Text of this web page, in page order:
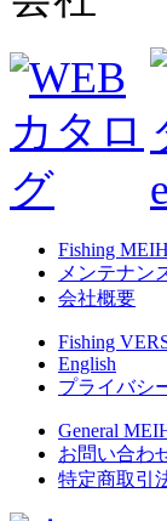
Fishing
メンテナン
会社概要
Fishing
English
プライバシ
General
お問い合わ
特定商取引